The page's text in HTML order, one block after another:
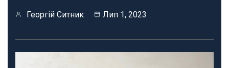
Георгій Ситник Лип 1, 2023